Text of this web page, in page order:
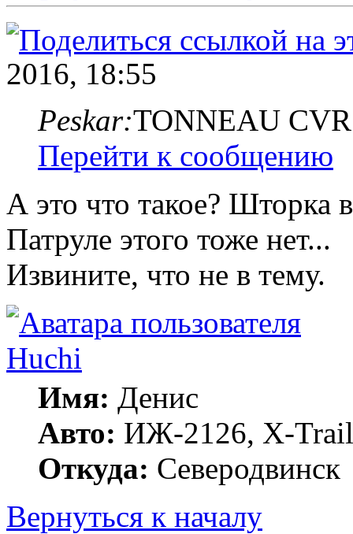
2016, 18:55
Peskar:TONNEAU CVR
Перейти к сообщению
А это что такое? Шторка
Патруле этого тоже нет...
Извините, что не в тему.
Huchi
Имя: Денис
Авто: ИЖ-2126, X-
Откуда: Северодвинск
Вернуться к началу